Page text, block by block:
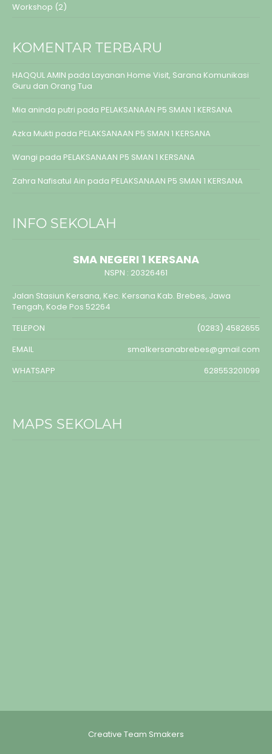
Workshop (2)
KOMENTAR TERBARU
HAQQUL AMIN pada Layanan Home Visit, Sarana Komunikasi
Guru dan Orang Tua
Mia aninda putri pada PELAKSANAAN P5 SMAN 1 KERSANA
Azka Mukti pada PELAKSANAAN P5 SMAN 1 KERSANA
Wangi pada PELAKSANAAN P5 SMAN 1 KERSANA
Zahra Nafisatul Ain pada PELAKSANAAN P5 SMAN 1 KERSANA
INFO SEKOLAH
SMA NEGERI 1 KERSANA
NSPN : 20326461
Jalan Stasiun Kersana, Kec. Kersana Kab. Brebes, Jawa
Tengah, Kode Pos 52264
TELEPON
(0283) 4582655
EMAIL
sma1kersanabrebes@gmail.com
WHATSAPP
628553201099
MAPS SEKOLAH
Creative Team Smakers